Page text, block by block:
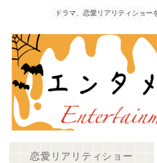
ドラマ、恋愛リアリティショ
恋愛リアリティショー